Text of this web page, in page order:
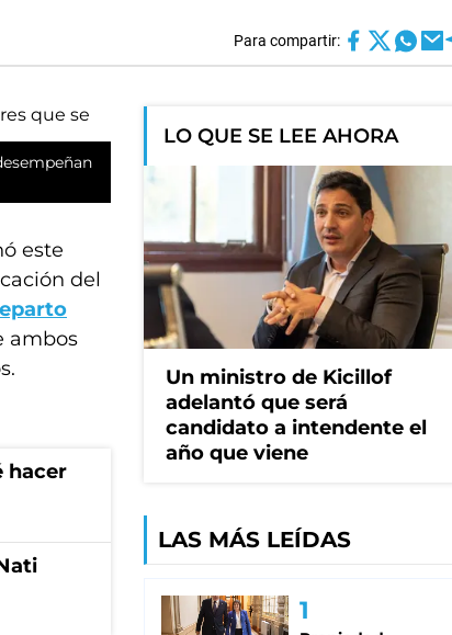
Para compartir:
este
del
ambos
hacer
LO QUE SE LEE AHORA
Un ministro de Kicillof
adelantó que será
candidato a intendente el
año que viene
LAS MÁS LEÍDAS